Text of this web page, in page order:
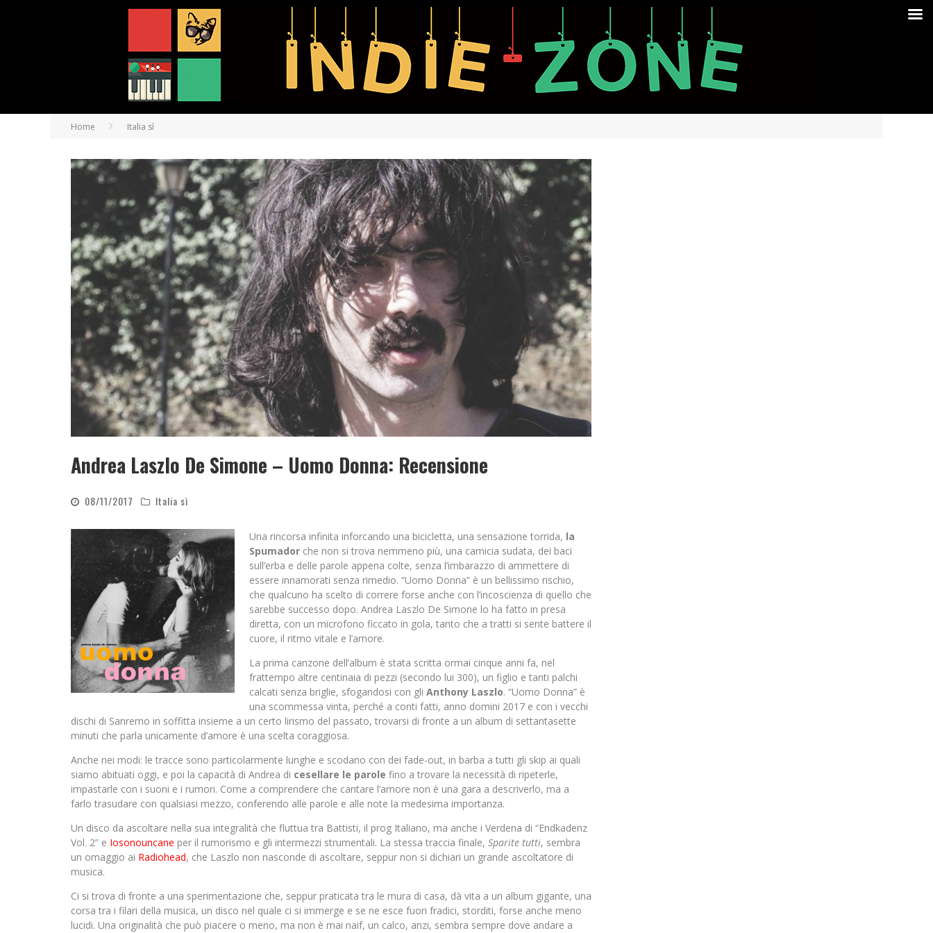
Home Italia sì
Andrea Laszlo De Simone – Uomo Donna: Recensione
08/11/2017 Italia sì
Una rincorsa infinita inforcando una bicicletta, una sensazione torrida, la
Spumador che non si trova nemmeno più, una camicia sudata, dei baci
sull’erba e delle parole appena colte, senza l’imbarazzo di ammettere di
essere innamorati senza rimedio. “Uomo Donna” è un bellissimo rischio,
che qualcuno ha scelto di correre forse anche con l’incoscienza di quello che
sarebbe successo dopo. Andrea Laszlo De Simone lo ha fatto in presa
diretta, con un microfono ficcato in gola, tanto che a tratti si sente battere il
cuore, il ritmo vitale e l’amore.
La prima canzone dell’album è stata scritta ormai cinque anni fa, nel
frattempo altre centinaia di pezzi (secondo lui 300), un figlio e tanti palchi
calcati senza briglie, sfogandosi con gli Anthony Laszlo. “Uomo Donna” è
una scommessa vinta, perché a conti fatti, anno domini 2017 e con i vecchi
dischi di Sanremo in soffitta insieme a un certo lirismo del passato, trovarsi di fronte a un album di settantasette
minuti che parla unicamente d’amore è una scelta coraggiosa.
Anche nei modi: le tracce sono particolarmente lunghe e scodano con dei fade-out, in barba a tutti gli skip ai quali
siamo abituati oggi, e poi la capacità di Andrea di cesellare le parole fino a trovare la necessità di ripeterle,
impastarle con i suoni e i rumori. Come a comprendere che cantare l’amore non è una gara a descriverlo, ma a
farlo trasudare con qualsiasi mezzo, conferendo alle parole e alle note la medesima importanza.
Un disco da ascoltare nella sua integralità che fluttua tra Battisti, il prog Italiano, ma anche i Verdena di “Endkadenz
Vol. 2” e Iosonouncane per il rumorismo e gli intermezzi strumentali. La stessa traccia finale, Sparite tutti, sembra
un omaggio ai Radiohead, che Laszlo non nasconde di ascoltare, seppur non si dichiari un grande ascoltatore di
musica.
Ci si trova di fronte a una sperimentazione che, seppur praticata tra le mura di casa, dà vita a un album gigante, una
corsa tra i filari della musica, un disco nel quale ci si immerge e se ne esce fuori fradici, storditi, forse anche meno
lucidi. Una originalità che può piacere o meno, ma non è mai naif, un calco, anzi, sembra sempre dove andare a